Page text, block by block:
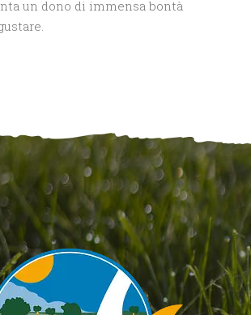
un dono di immensa bontà